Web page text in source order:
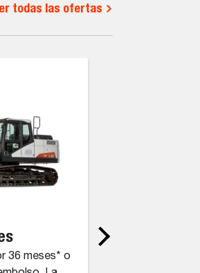
todas las ofertas
36 meses* o
Programa